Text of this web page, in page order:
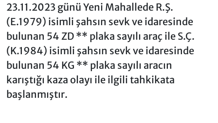
23.11.2023 günü Yeni Mahallede R.Ş.
(E.1979) isimli şahsın sevk ve idaresinde
bulunan 54 ZD ** plaka sayılı araç ile S.Ç.
(K.1984) isimli şahsın sevk ve idaresinde
bulunan 54 KG ** plaka sayılı aracın
karıştığı kaza olayı ile ilgili tahkikata
başlanmıştır.